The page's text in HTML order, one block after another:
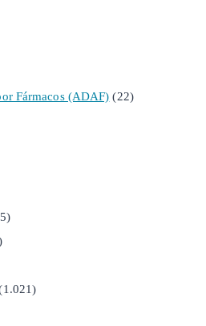
Fármacos (ADAF) (22)